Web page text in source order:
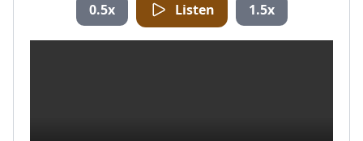
0.5x Listen 1.5x